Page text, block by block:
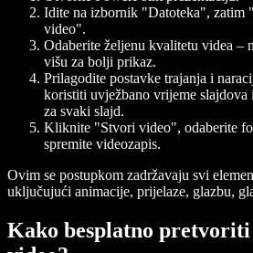
Idite na izbornik "Datoteka", zatim
video".
Odaberite željenu kvalitetu videa –
višu za bolji prikaz.
Prilagodite postavke trajanja i
koristiti uvježbano vrijeme slajdova
za svaki slajd.
Kliknite "Stvori video", odaberite
spremite videozapis.
Ovim se postupkom zadržavaju svi
uključujući animacije, prijelaze, glazbu,
Kako besplatno